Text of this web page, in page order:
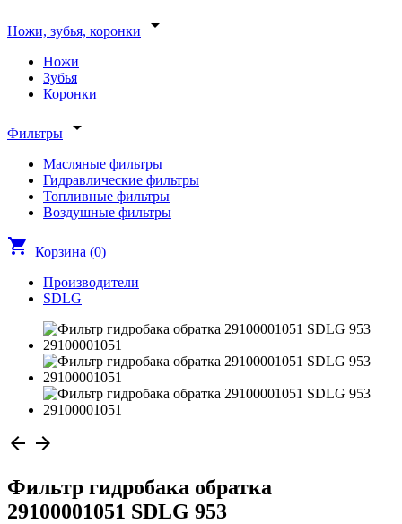
Ножи, зубья, коронки arrow_drop_down
Ножи
Зубья
Коронки
Фильтры arrow_drop_down
Масляные фильтры
Гидравлические фильтры
Топливные фильтры
Воздушные фильтры
shopping_cart Корзина (0)
Производители
SDLG
arrow_back arrow_forward
Фильтр гидробака обратка
29100001051 SDLG 953